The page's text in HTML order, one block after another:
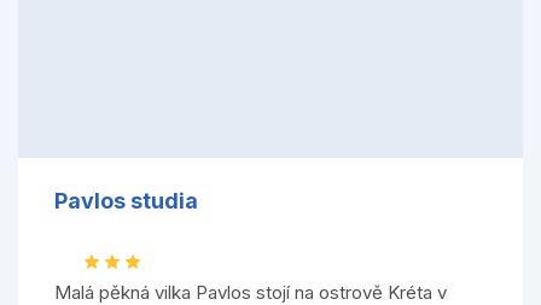
Pavlos studia
Malá pěkná vilka Pavlos stojí na ostrově Kréta v